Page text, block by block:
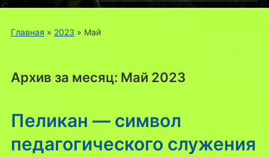
меню
Главная » 2023 » Май
Архив за месяц: Май 2023
Пеликан — символ
педагогического служения